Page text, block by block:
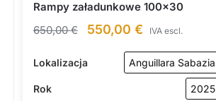
Rampy załadunkowe 100×30
650,00€ 550,00 € IVA escl.
Lokalizacja Anguillara Sabazia
Rok 2025